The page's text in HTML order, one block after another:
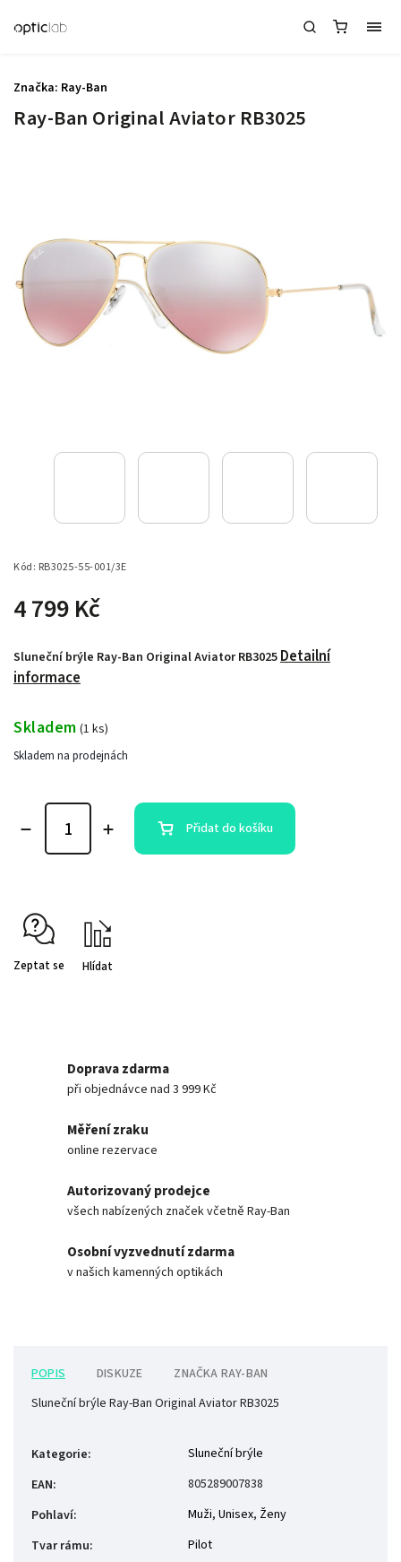
Ray-Ban Original Aviator RB3025
Kód: RB3025-55-001/3E
4 799 Kč
Sluneční brýle Ray-Ban Original Aviator RB3025 Detailní
informace
Značka: Ray-Ban
Skladem (1 ks)
Skladem na prodejnách
Přidat do košíku
Zeptat se Hlídat
Doprava zdarma
při objednávce nad 3 999 Kč
Měření zraku
online rezervace
Autorizovaný prodejce
všech nabízených značek včetně Ray-Ban
Osobní vyzvednutí zdarma
v našich kamenných optikách
POPIS DISKUZE ZNAČKA RAY-BAN
Sluneční brýle Ray-Ban Original Aviator RB3025
Kategorie:
Sluneční brýle
EAN:
805289007838
Pohlaví: Muži, Unisex, Ženy
Tvar rámu:
Pilot